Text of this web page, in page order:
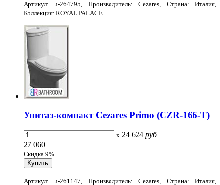
Артикул: u-264795, Производитель: Cezares, Страна: Италия,
Коллекция: ROYAL PALACE
Унитаз-компакт Cezares Primo (CZR-166-T)
x 24 624 руб
27 060
Скидка 9%
Артикул: u-261147, Производитель: Cezares, Страна: Италия,